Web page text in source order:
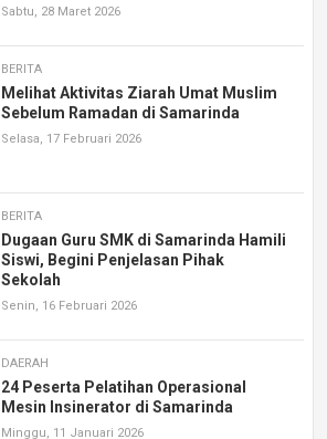
Sabtu, 28 Maret 2026
BERITA
Melihat Aktivitas Ziarah Umat Muslim
Sebelum Ramadan di Samarinda
Selasa, 17 Februari 2026
BERITA
Dugaan Guru SMK di Samarinda Hamili
Siswi, Begini Penjelasan Pihak
Sekolah
Senin, 16 Februari 2026
DAERAH
24 Peserta Pelatihan Operasional
Mesin Insinerator di Samarinda
Minggu, 11 Januari 2026